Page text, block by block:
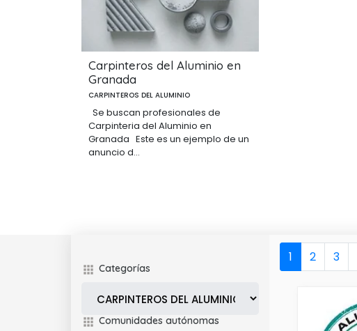
Carpinteros del Aluminio en
Granada
CARPINTEROS DEL ALUMINIO
Se buscan profesionales de
Carpinteria del Aluminio en
Granada Este es un ejemplo de un
anuncio d...
Categorías
Comunidades autónomas
1 2 3